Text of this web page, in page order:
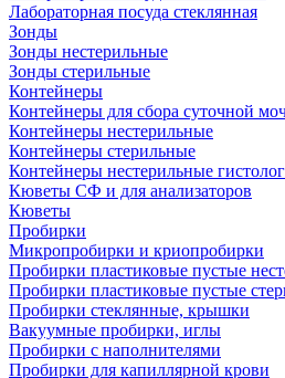
Лабораторная посуда стеклянная
Зонды
Зонды нестерильные
Зонды стерильные
Контейнеры
Контейнеры для сбора суточной
Контейнеры нестерильные
Контейнеры стерильные
Контейнеры нестерильные
Кюветы СФ и для анализаторов
Кюветы
Пробирки
Микропробирки и криопробирки
Пробирки пластиковые пустые
Пробирки пластиковые пустые
Пробирки стеклянные, крышки
Вакуумные пробирки, иглы
Пробирки с наполнителями
Пробирки для капиллярной крови